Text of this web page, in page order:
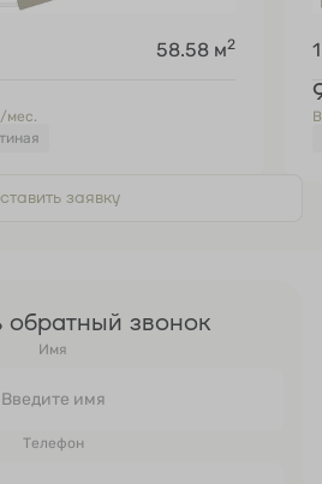
58.58 м2
мес.
заявку
обратный звонок
Имя
Телефон